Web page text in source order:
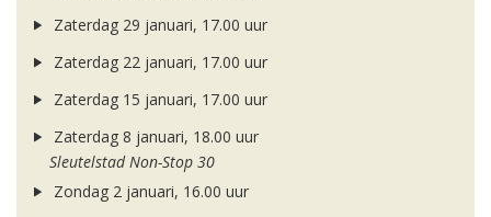
Zaterdag 29 januari, 17.00 uur
Zaterdag 22 januari, 17.00 uur
Zaterdag 15 januari, 17.00 uur
Zaterdag 8 januari, 18.00 uur
Sleutelstad Non-Stop 30
Zondag 2 januari, 16.00 uur